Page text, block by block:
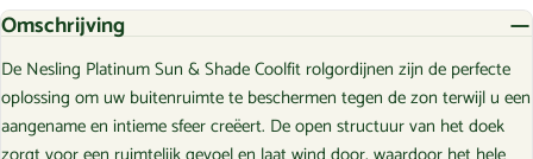
Omschrijving
De Nesling Platinum Sun & Shade Coolfit rolgordijnen zijn de perfecte
oplossing om uw buitenruimte te beschermen tegen de zon terwijl u een
aangename en intieme sfeer creëert. De open structuur van het doek